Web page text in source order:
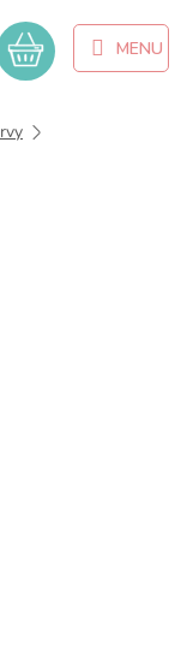
Nákupní
košík